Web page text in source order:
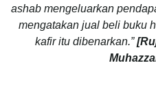
ashab mengeluarkan
mengatakan jual beli buku
kafir itu dibenarkan.”